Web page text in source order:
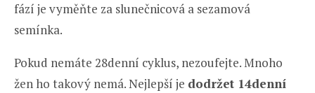
fází je vyměňte za slunečnicová a sezamová
semínka.
Pokud nemáte 28denní cyklus, nezoufejte. Mnoho
žen ho takový nemá. Nejlepší je dodržet 14denní